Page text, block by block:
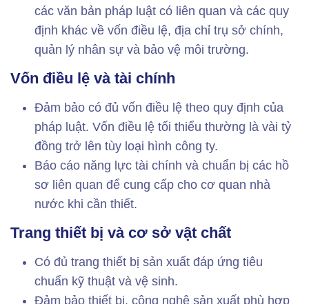
các văn bản pháp luật có liên quan và các quy
định khác về vốn điều lệ, địa chỉ trụ sở chính,
quản lý nhân sự và bảo vệ môi trường.
Vốn điều lệ và tài chính
Đảm bảo có đủ vốn điều lệ theo quy định của
pháp luật. Vốn điều lệ tối thiểu thường là vài tỷ
đồng trở lên tùy loại hình công ty.
Báo cáo năng lực tài chính và chuẩn bị các hồ
sơ liên quan để cung cấp cho cơ quan nhà
nước khi cần thiết.
Trang thiết bị và cơ sở vật chất
Có đủ trang thiết bị sản xuất đáp ứng tiêu
chuẩn kỹ thuật và vệ sinh.
Đảm bảo thiết bị, công nghệ sản xuất phù hợp